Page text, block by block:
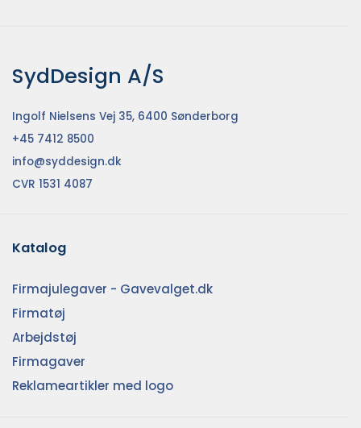
SydDesign A/S
Ingolf Nielsens Vej 35, 6400 Sønderborg
+45 7412 8500
info@syddesign.dk
CVR 1531 4087
Katalog
Firmajulegaver - Gavevalget.dk
Firmatøj
Arbejdstøj
Firmagaver
Reklameartikler med logo